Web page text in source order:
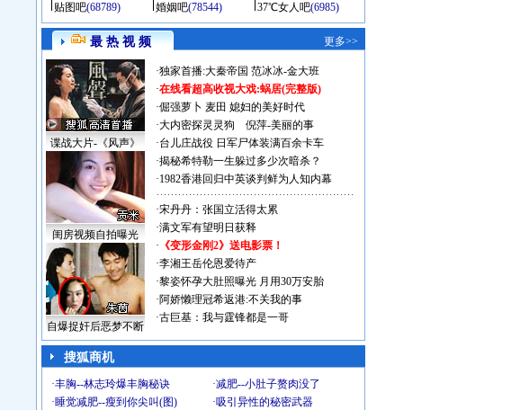
贴图吧(68789) 婚姻吧(78544) 37℃女人吧(6985)
最 热 视 频 更多>>
谍战大片-《风声》
闺房视频自拍曝光
自爆捉奸后恶梦不断
·独家首播:大秦帝国 范冰冰-金大班
·在线看超高收视大戏:蜗居(完整版)
·倔强萝卜 麦田 媳妇的美好时代
·大内密探灵灵狗
倪萍-美丽的事
·台儿庄战役 日军尸体装满百余卡车
·揭秘希特勒一生躲过多少次暗杀？
·1982香港回归中英谈判鲜为人知内幕
·宋丹丹：张国立活得太累
·满文军有望明日获释
· 《变形金刚2》送电影票！
·李湘王岳伦恩爱待产
·黎姿怀孕大肚照曝光 月用30万安胎
·阿娇懒理冠希返港:不关我的事
·古巨基：我与霆锋都是一哥
搜狐商机
·丰胸--林志玲爆丰胸秘诀 ·减肥--小肚子赘肉没了
·睡觉减肥--瘦到你尖叫(图) ·吸引异性的秘密武器